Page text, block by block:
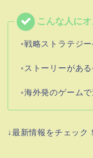
◦戦略ストラテジ
◦ストーリーがあ
◦海外発のゲームで
↓最新情報をチェック！